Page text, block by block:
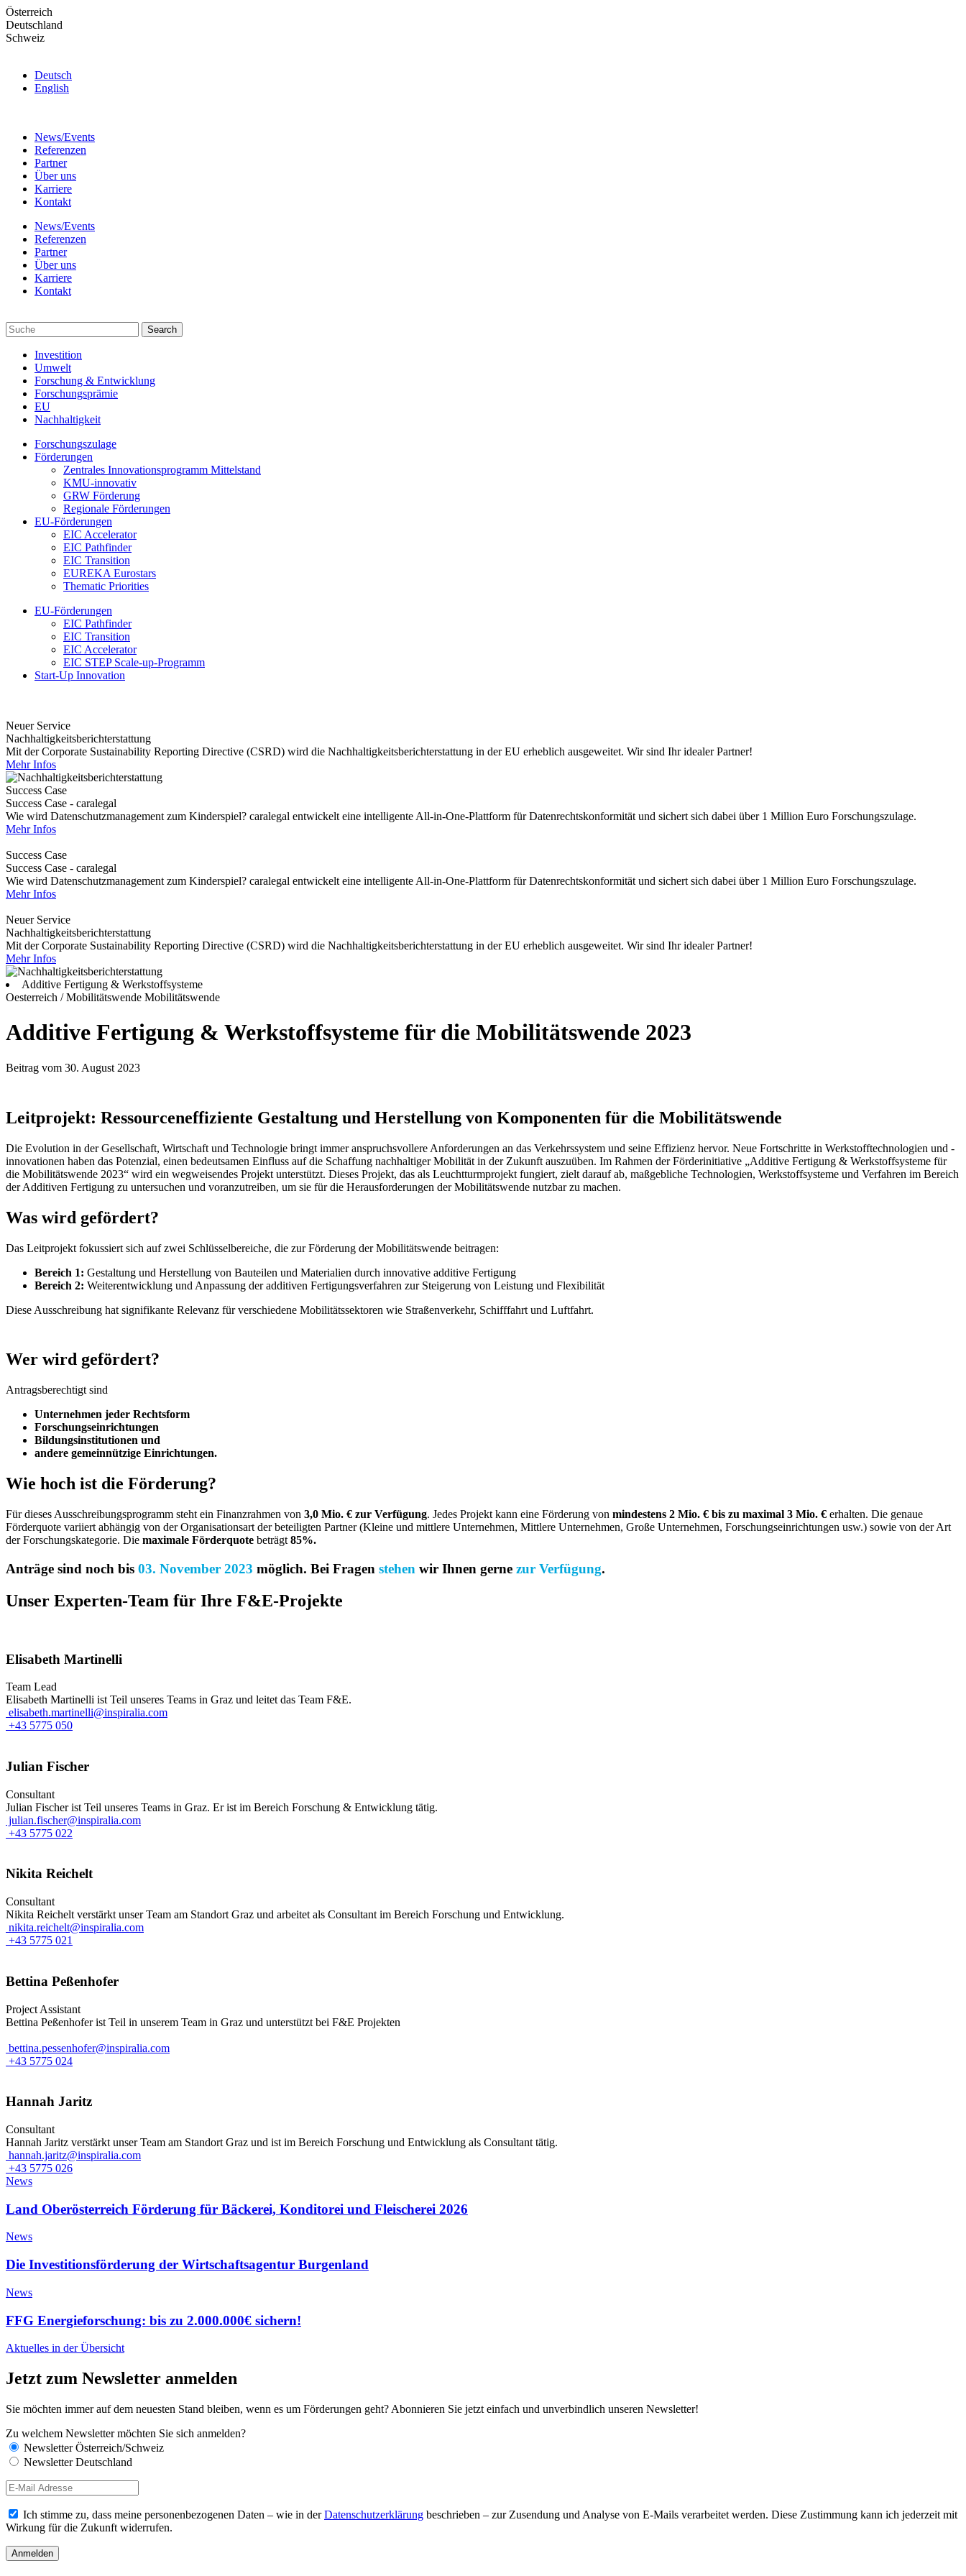
Skip
to
the
Österreich
Deutschland
Schweiz
Deutsch
English
News/Events
Referenzen
Partner
Über uns
Karriere
Kontakt
News/Events
Referenzen
Partner
Über uns
Karriere
Kontakt
Investition
Umwelt
Forschung & Entwicklung
Forschungsprämie
EU
Nachhaltigkeit
Forschungszulage
Förderungen
Zentrales Innovationsprogramm Mittelstand
KMU-innovativ
GRW Förderung
Regionale Förderungen
EU-Förderungen
EIC Accelerator
EIC Pathfinder
EIC Transition
EUREKA Eurostars
Thematic Priorities
EU-Förderungen
EIC Pathfinder
EIC Transition
EIC Accelerator
EIC STEP Scale-up-Programm
Start-Up Innovation
Neuer Service
Nachhaltigkeitsberichterstattung
Mit der Corporate Sustainability Reporting Directive (CSRD) wird die Nachhaltigkeitsberichterstattung in der EU erheblich ausgeweitet. Wir sind Ihr idealer Partner!
Mehr Infos
Success Case
Success Case - caralegal
Wie wird Datenschutzmanagement zum Kinderspiel? caralegal entwickelt eine intelligente All-in-One-Plattform für Datenrechtskonformität und sichert sich dabei über 1 Million Euro Forschungszulage.
Mehr Infos
Success Case
Success Case - caralegal
Wie wird Datenschutzmanagement zum Kinderspiel? caralegal entwickelt eine intelligente All-in-One-Plattform für Datenrechtskonformität und sichert sich dabei über 1 Million Euro Forschungszulage.
Mehr Infos
Neuer Service
Nachhaltigkeitsberichterstattung
Mit der Corporate Sustainability Reporting Directive (CSRD) wird die Nachhaltigkeitsberichterstattung in der EU erheblich ausgeweitet. Wir sind Ihr idealer Partner!
Mehr Infos
Additive Fertigung & Werkstoffsysteme
Oesterreich / Mobilitätswende Mobilitätswende
Additive Fertigung & Werkstoffsysteme für die Mobilitätswende 2023
Beitrag vom 30. August 2023
Leitprojekt: Ressourceneffiziente Gestaltung und Herstellung von Komponenten für die Mobilitätswende
Die Evolution in der Gesellschaft, Wirtschaft und Technologie bringt immer anspruchsvollere Anforderungen an das Verkehrssystem und seine Effizienz hervor. Neue Fortschritte in Werkstofftechnologien und -
innovationen haben das Potenzial, einen bedeutsamen Einfluss auf die Schaffung nachhaltiger Mobilität in der Zukunft auszuüben. Im Rahmen der Förderinitiative „Additive Fertigung & Werkstoffsysteme für
die Mobilitätswende 2023“ wird ein wegweisendes Projekt unterstützt. Dieses Projekt, das als Leuchtturmprojekt fungiert, zielt darauf ab, maßgebliche Technologien, Werkstoffsysteme und Verfahren im Bereich
der Additiven Fertigung zu untersuchen und voranzutreiben, um sie für die Herausforderungen der Mobilitätswende nutzbar zu machen.
Was wird gefördert?
Das Leitprojekt fokussiert sich auf zwei Schlüsselbereiche, die zur Förderung der Mobilitätswende beitragen:
Bereich 1: Gestaltung und Herstellung von Bauteilen und Materialien durch innovative additive Fertigung
Bereich 2: Weiterentwicklung und Anpassung der additiven Fertigungsverfahren zur Steigerung von Leistung und Flexibilität
Diese Ausschreibung hat signifikante Relevanz für verschiedene Mobilitätssektoren wie Straßenverkehr, Schifffahrt und Luftfahrt.
Wer wird gefördert?
Antragsberechtigt sind
Unternehmen jeder Rechtsform
Forschungseinrichtungen
Bildungsinstitutionen und
andere gemeinnützige Einrichtungen.
Wie hoch ist die Förderung?
Für dieses Ausschreibungsprogramm steht ein Finanzrahmen von 3,0 Mio. € zur Verfügung. Jedes Projekt kann eine Förderung von mindestens 2 Mio. € bis zu maximal 3 Mio. € erhalten. Die genaue
Förderquote variiert abhängig von der Organisationsart der beteiligten Partner (Kleine und mittlere Unternehmen, Mittlere Unternehmen, Große Unternehmen, Forschungseinrichtungen usw.) sowie von der Art
der Forschungskategorie. Die maximale Förderquote beträgt 85%.
Anträge sind noch bis 03. November 2023 möglich. Bei Fragen stehen wir Ihnen gerne zur Verfügung.
Unser Experten-Team für Ihre F&E-Projekte
Elisabeth Martinelli
Team Lead
Elisabeth Martinelli ist Teil unseres Teams in Graz und leitet das Team F&E.
elisabeth.martinelli@inspiralia.com
+43 5775 050
Julian Fischer
Consultant
Julian Fischer ist Teil unseres Teams in Graz. Er ist im Bereich Forschung & Entwicklung tätig.
julian.fischer@inspiralia.com
+43 5775 022
Nikita Reichelt
Consultant
Nikita Reichelt verstärkt unser Team am Standort Graz und arbeitet als Consultant im Bereich Forschung und Entwicklung.
nikita.reichelt@inspiralia.com
+43 5775 021
Bettina Peßenhofer
Project Assistant
Bettina Peßenhofer ist Teil in unserem Team in Graz und unterstützt bei F&E Projekten
bettina.pessenhofer@inspiralia.com
+43 5775 024
Hannah Jaritz
Consultant
Hannah Jaritz verstärkt unser Team am Standort Graz und ist im Bereich Forschung und Entwicklung als Consultant tätig.
hannah.jaritz@inspiralia.com
+43 5775 026
News
Land Oberösterreich Förderung für Bäckerei, Konditorei und Fleischerei 2026
News
Die Investitionsförderung der Wirtschaftsagentur Burgenland
News
FFG Energieforschung: bis zu 2.000.000€ sichern!
Aktuelles in der Übersicht
Jetzt zum Newsletter anmelden
Sie möchten immer auf dem neuesten Stand bleiben, wenn es um Förderungen geht? Abonnieren Sie jetzt einfach und unverbindlich unseren Newsletter!
Zu welchem Newsletter möchten Sie sich anmelden?
Newsletter Österreich/Schweiz
Newsletter Deutschland
Ich stimme zu, dass meine personenbezogenen Daten – wie in derDatenschutzerklärung beschrieben – zur Zusendung und Analyse von E-Mails verarbeitet werden. Diese Zustimmung kann ich jederzeit mit
Wirkung für die Zukunft widerrufen.